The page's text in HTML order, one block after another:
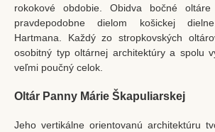
rokokové obdobie. Obidva bočné
pravdepodobne dielom košickej
Hartmana. Každý zo stropkovských
osobitný typ oltárnej architektúry a spolu
veľmi poučný celok.
Oltár Panny Márie Škapuliarskej
Jeho vertikálne orientovanú architektúru